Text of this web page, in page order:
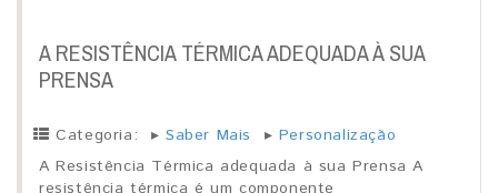
A RESISTÊNCIA TÉRMICA ADEQUADA À SUA
PRENSA
Categoria: ▸Saber Mais ▸ Personalização
A Resistência Térmica adequada à sua Prensa A
resistência térmica é um componente